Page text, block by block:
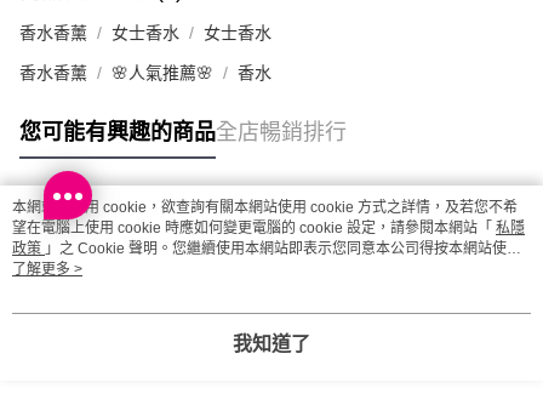
香水香薰 女士香水 女士香水
香水香薰 🌸人氣推薦🌸 香水
您可能有興趣的商品全店暢銷排行
熱門標籤
熱銷排行
本網站中使用 cookie，欲查詢有關本網站使用 cookie 方式之詳情，及若您不希
望在電腦上使用 cookie 時應如何變更電腦的 cookie 設定，請參閱本網站「 私隱
政策 」之 Cookie 聲明。您繼續使用本網站即表示您同意本公司得按本網站使用
條款之 Cookie 聲明使用 cookie。
了解更多 >
我知道了